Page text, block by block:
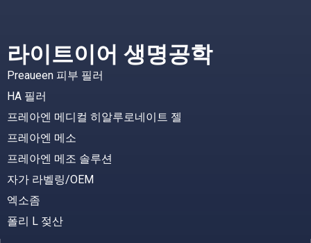
라이트이어 생명공학
Preaueen 피부 필러
HA 필러
프레아엔 메디컬 히알루로네이트 젤
프레아엔 메소
프레아엔 메조 솔루션
자가 라벨링/OEM
엑소좀
폴리 L 젖산